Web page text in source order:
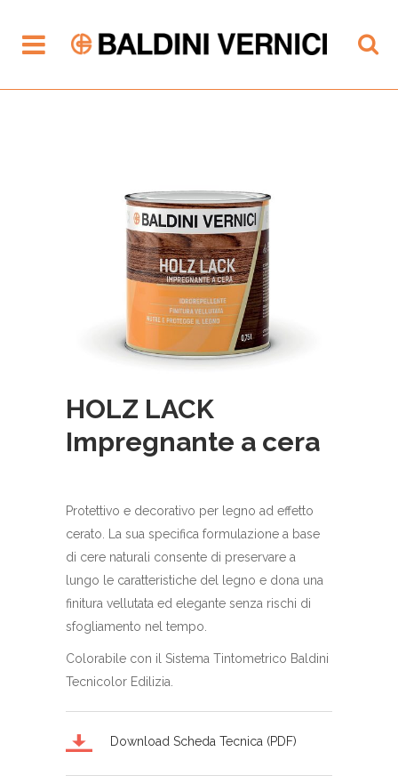
HOLZ LACK
Impregnante a cera
Protettivo e decorativo per legno ad effetto
cerato. La sua specifica formulazione a base
di cere naturali consente di preservare a
lungo le caratteristiche del legno e dona una
finitura vellutata ed elegante senza rischi di
sfogliamento nel tempo.
Colorabile con il Sistema Tintometrico Baldini
Tecnicolor Edilizia.
Download Scheda Tecnica (PDF)